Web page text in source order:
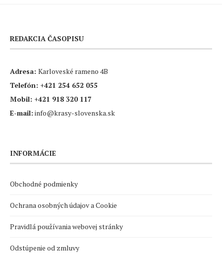
REDAKCIA ČASOPISU
Adresa: Karloveské rameno 4B
Telefón: +421 254 652 055
Mobil: +421 918 320 117
E-mail: info@krasy-slovenska.sk
INFORMÁCIE
Obchodné podmienky
Ochrana osobných údajov a Cookie
Pravidlá používania webovej stránky
Odstúpenie od zmluvy